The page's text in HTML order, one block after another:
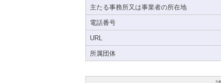
主たる事務所又は事業者の所在地
電話番号
URL
所属団体